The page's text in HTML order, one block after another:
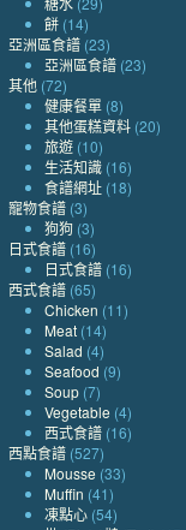
餅 (14)
亞洲區食譜 (23)
亞洲區食譜 (23)
其他 (72)
健康餐單 (8)
其他蛋糕資料 (20)
旅遊 (10)
生活知識 (16)
食譜網址 (18)
寵物食譜 (3)
狗狗 (3)
日式食譜 (16)
日式食譜 (16)
西式食譜 (65)
Chicken (11)
Meat (14)
Salad (4)
Seafood (9)
Soup (7)
Vegetable (4)
西式食譜 (16)
西點食譜 (527)
Mousse (33)
Muffin (41)
凍點心 (54)